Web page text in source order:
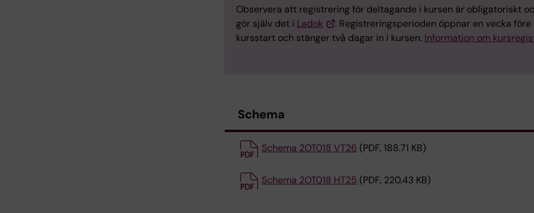
Observera att registrering för deltagande i kursen är obligatoriskt
gör själv det i Ladok
. Registreringsperioden öppnar en vecka före
kursstart och stänger två dagar in i kursen. Information om
Schema
Schema 2OT018 VT26 (PDF, 188.71 KB)
Schema 2OT018 HT25 (PDF, 220.43 KB)